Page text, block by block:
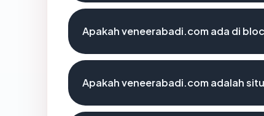
Apakah veneerabadi.com ada di
Apakah veneerabadi.com adalah